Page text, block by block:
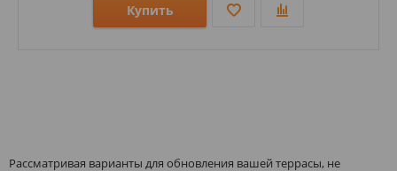
Купить
Рассматривая варианты для обновления вашей террасы, не